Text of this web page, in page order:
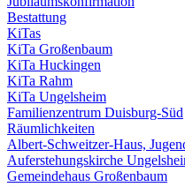
Bestattung
KiTas
KiTa Großenbaum
KiTa Huckingen
KiTa Rahm
KiTa Ungelsheim
Familienzentrum Duisburg-Süd
Räumlichkeiten
Albert-Schweitzer-Haus,
Auferstehungskirche
Gemeindehaus Großenbaum